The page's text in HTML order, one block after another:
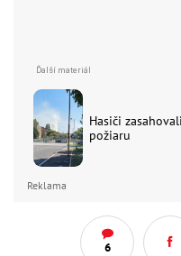
Hasiči
požiaru
Reklama
6